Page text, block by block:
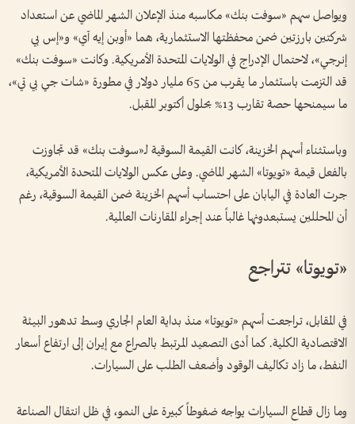
ويواصل سهم «سوفت بنك» مكاسبه منذ الإعلان الشهر الماضي عن استعداد
شركتين بارزتين ضمن محفظتها الاستثمارية، هما «أوبن إيه آي» و«إس بي
إنرجي»، لاحتمال الإدراج في الولايات المتحدة الأمريكية. وكانت «سوفت بنك»
قد التزمت باستثمار ما يقرب من 65 مليار دولار في مطورة «شات جي بي تي»،
ما سيمنحها حصة تقارب 13% بحلول أكتوبر المقبل.
وباستثناء أسهم الخزينة، كانت القيمة السوقية لـ«سوفت بنك» قد تجاوزت
بالفعل قيمة «تويوتا» الشهر الماضي. وعلى عكس الولايات المتحدة الأمريكية،
جرت العادة في اليابان على احتساب أسهم الخزينة ضمن القيمة السوقية، رغم
أن المحللين يستبعدونها غالباً عند إجراء المقارنات العالمية.
«تويوتا» تتراجع
في المقابل، تراجعت أسهم «تويوتا» منذ بداية العام الجاري وسط تدهور البيئة
الاقتصادية الكلية. كما أدى التصعيد المرتبط بالصراع مع إيران إلى ارتفاع أسعار
النفط، ما زاد تكاليف الوقود وأضعف الطلب على السيارات.
وما زال قطاع السيارات يواجه ضغوطاً كبيرة على النمو، في ظل انتقال الصناعة